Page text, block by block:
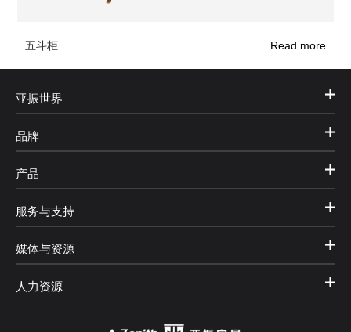
五斗柜 Read more
亚振世界
品牌
产品
服务与支持
媒体与资源
人力资源